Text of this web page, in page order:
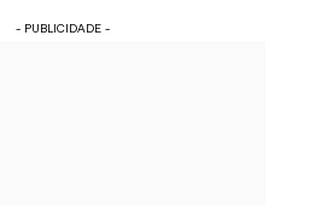
- PUBLICIDADE -